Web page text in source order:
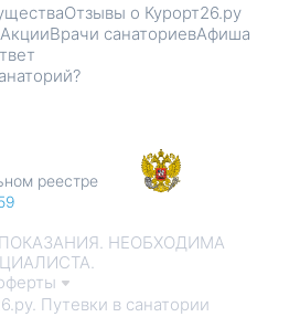
Отзывы о Курорт26.ру
АкцииВрачи санаториевАфиша
НЕОБХОДИМА
Путевки в санатории
реестре